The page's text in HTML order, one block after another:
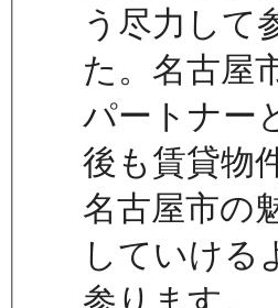
う尽力して
た。名古屋
パートナー
後も賃貸物
名古屋市の
していける